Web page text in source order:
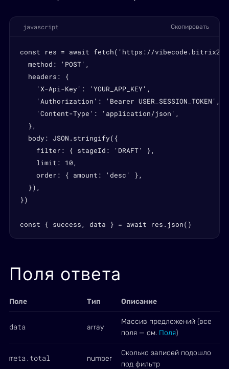
javascript Скопировать
const res = await fetch('https://
  method: 'POST',
  headers: {
    'X-Api-Key': 'YOUR_APP_KEY',
    'Authorization': 'Bearer USER_SESSION_TOKEN',
    'Content-Type': 'application/json',
  },
  body: JSON.stringify({
    filter: { stageId: 'DRAFT' },
    limit: 10,
    order: { amount: 'desc' },
  }),
})
const { success, data } = await res.json()
Поля ответа
Поле Тип Описание
data array
Массив предложений (все
поля — см. Поля)
meta.total number
Сколько записей подошло
под фильтр